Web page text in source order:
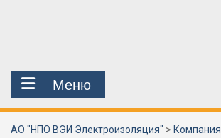
Меню
АО "НПО ВЭИ Электроизоляция" > Компания